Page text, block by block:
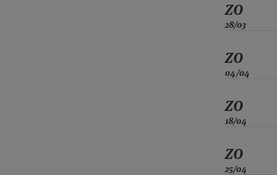
ZO
28/03
ZO
04/04
ZO
18/04
ZO
25/04